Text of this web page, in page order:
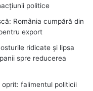
politice
România cumpără din
export
ridicate și lipsa
spre reducerea
falimentul politicii